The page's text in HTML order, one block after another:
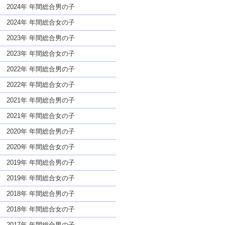
名前であっても奇抜すぎない
2024年 年間総合男の子
2024年 年間総合女の子
2023年 年間総合男の子
2023年 年間総合女の子
2022年 年間総合男の子
2022年 年間総合女の子
2021年 年間総合男の子
2021年 年間総合女の子
2020年 年間総合男の子
2020年 年間総合女の子
2019年 年間総合男の子
2019年 年間総合女の子
2018年 年間総合男の子
2018年 年間総合女の子